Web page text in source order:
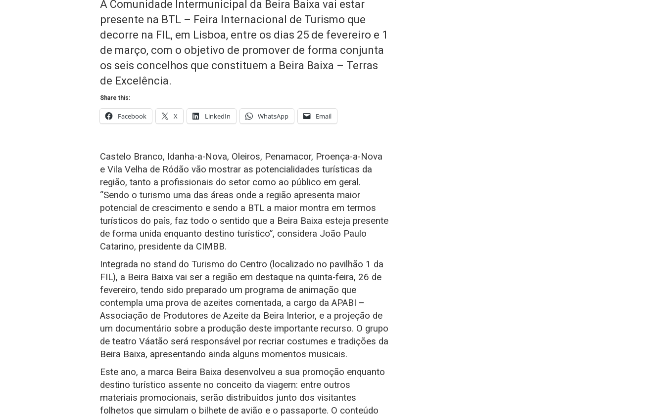
A Comunidade Intermunicipal da Beira Baixa vai estar
presente na BTL – Feira Internacional de Turismo que
decorre na FIL, em Lisboa, entre os dias 25 de fevereiro e 1
de março, com o objetivo de promover de forma conjunta
os seis concelhos que constituem a Beira Baixa – Terras
de Excelência.
Share this:
Facebook X LinkedIn WhatsApp Email
Castelo Branco, Idanha-a-Nova, Oleiros, Penamacor, Proença-a-Nova
e Vila Velha de Ródão vão mostrar as potencialidades turísticas da
região, tanto a profissionais do setor como ao público em geral.
“Sendo o turismo uma das áreas onde a região apresenta maior
potencial de crescimento e sendo a BTL a maior montra em termos
turísticos do país, faz todo o sentido que a Beira Baixa esteja presente
de forma unida enquanto destino turístico”, considera João Paulo
Catarino, presidente da CIMBB.
Integrada no stand do Turismo do Centro (localizado no pavilhão 1 da
FIL), a Beira Baixa vai ser a região em destaque na quinta-feira, 26 de
fevereiro, tendo sido preparado um programa de animação que
contempla uma prova de azeites comentada, a cargo da APABI –
Associação de Produtores de Azeite da Beira Interior, e a projeção de
um documentário sobre a produção deste importante recurso. O grupo
de teatro Váatão será responsável por recriar costumes e tradições da
Beira Baixa, apresentando ainda alguns momentos musicais.
Este ano, a marca Beira Baixa desenvolveu a sua promoção enquanto
destino turístico assente no conceito da viagem: entre outros
materiais promocionais, serão distribuídos junto dos visitantes
folhetos que simulam o bilhete de avião e o passaporte. O conteúdo